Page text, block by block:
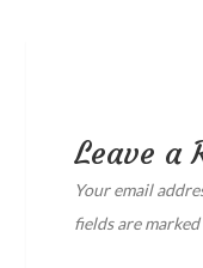
Leave a
Your email
fields are marked